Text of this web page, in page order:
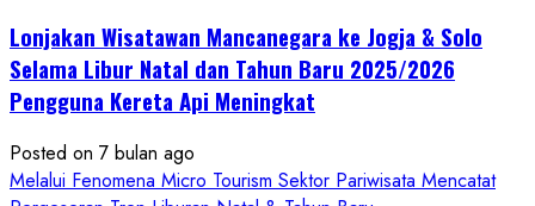
Budaya
Lonjakan Wisatawan Mancanegara ke Jogja & Solo
Selama Libur Natal dan Tahun Baru 2025/2026
Pengguna Kereta Api Meningkat
Posted on 7 bulan ago
Melalui Fenomena Micro Tourism Sektor Pariwisata Mencatat